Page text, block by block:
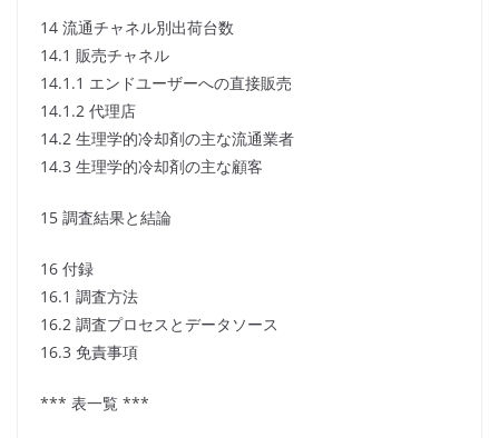
14 流通チャネル別出荷台数
14.1 販売チャネル
14.1.1 エンドユーザーへの直接販売
14.1.2 代理店
14.2 生理学的冷却剤の主な流通業者
14.3 生理学的冷却剤の主な顧客
15 調査結果と結論
16 付録
16.1 調査方法
16.2 調査プロセスとデータソース
16.3 免責事項
*** 表一覧 ***